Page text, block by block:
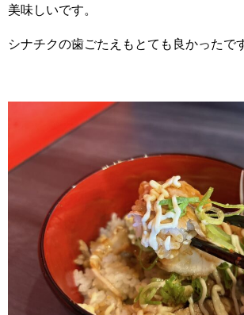
美味しいです。
シナチクの歯ごたえもとても良かったで